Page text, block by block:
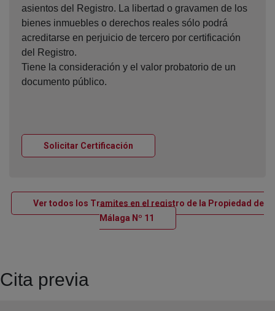
asientos del Registro. La libertad o gravamen de los
bienes inmuebles o derechos reales sólo podrá
acreditarse en perjuicio de tercero por certificación
del Registro.
Tiene la consideración y el valor probatorio de un
documento público.
Solicitar Certificación
Ver todos los Tramites en el registro de la Propiedad de
Málaga Nº 11 Ventana nueva
Cita previa